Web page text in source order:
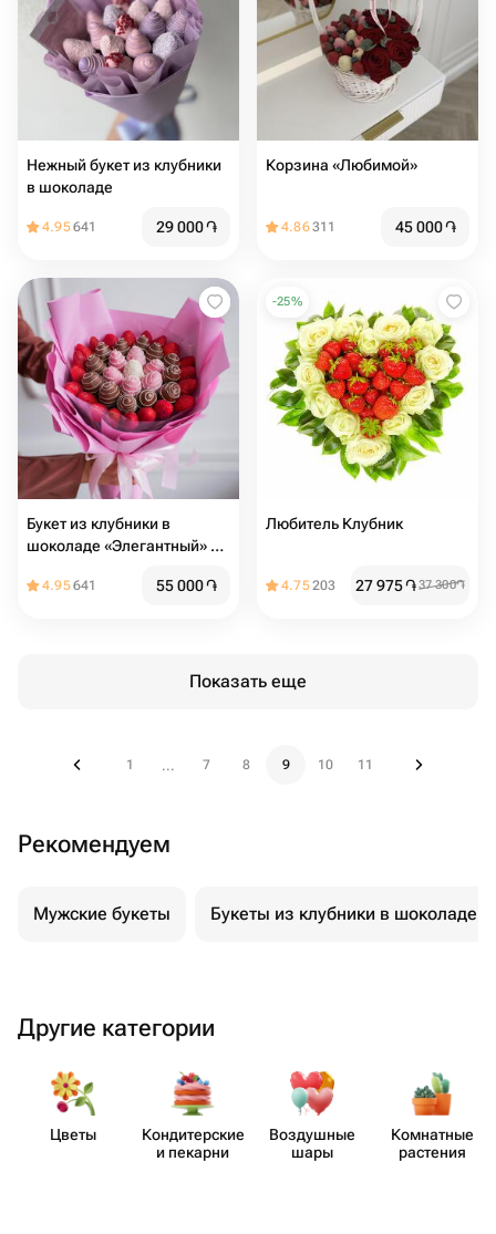
Нежный букет из клубники
в шоколаде
4.95641 29 000֏
Корзина «Любимой»
4.86311 45 000֏
Букет из клубники в
шоколаде «Элегантный» в
4.95641 55 000֏
-25%
Любитель Клубник
4.75203 27 975֏37 300֏
Показать еще
1 ... 7 8 9 10 11
Рекомендуем
Мужские букеты Букеты из клубники в шоколаде
Другие категории
Цветы
Кондит​ерские
и пекарни
Воздушные
шары
Комнатные
растения